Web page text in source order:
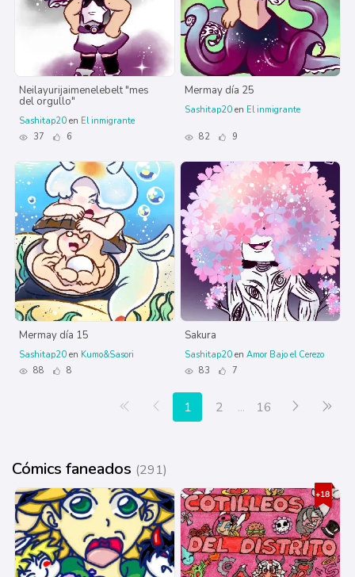
Neilayurijaimenelebelt "mes
del orgullo"
Sashitap20 en El inmigrante
37
6
Mermay día 25
Sashitap20 en El inmigrante
82 9
Mermay día 15
Sashitap20 en Kumo&Sasori
88
8
Sakura
Sashitap20 en Amor Bajo el Cerezo
83
7
Primera página
Anterior
1 2 ... 16 Siguiente
Cómics faneados (291)